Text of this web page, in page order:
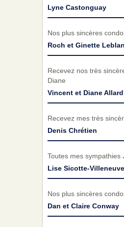
Lyne Castonguay
Nos plus sincères
Roch et Ginette
Recevez nos très
Diane
Vincent et Diane Allard
Recevez mes très
Denis Chrétien
Toutes mes sympathies
Lise Sicotte-Villeneuve
Nos plus sincères
Dan et Claire Conway